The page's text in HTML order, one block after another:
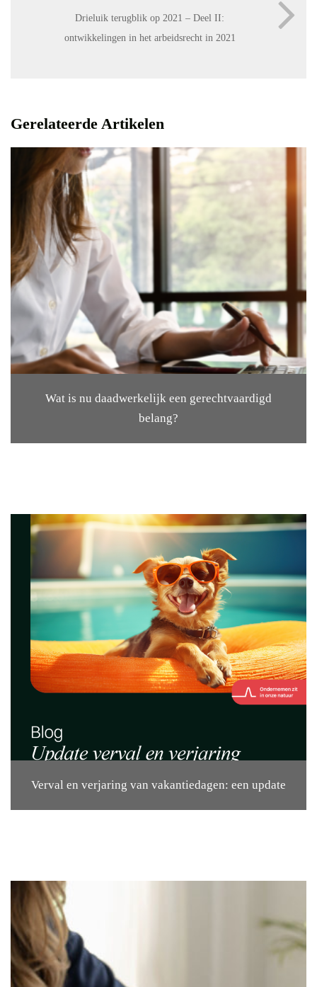
Drieluik terugblik op 2021 – Deel II:
ontwikkelingen in het arbeidsrecht in 2021
Gerelateerde Artikelen
Wat is nu daadwerkelijk een gerechtvaardigd
belang?
Verval en verjaring van vakantiedagen: een update